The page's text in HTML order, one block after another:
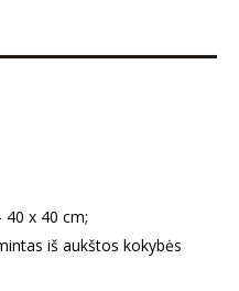
40 x 40 cm;
iš aukštos kokybės